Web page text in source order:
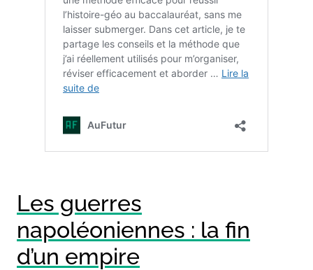
Les guerres
napoléoniennes : la fin
d’un empire